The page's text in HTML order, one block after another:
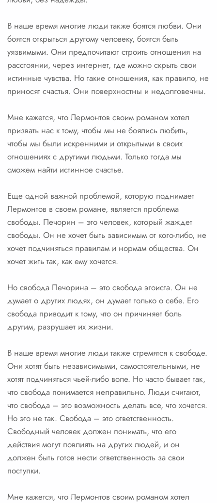
В наше время многие люди также боятся любви. Они
боятся открыться другому человеку, боятся быть
уязвимыми. Они предпочитают строить отношения на
расстоянии, через интернет, где можно скрыть свои
истинные чувства. Но такие отношения, как правило, не
приносят счастья. Они поверхностны и недолговечны.
Мне кажется, что Лермонтов своим романом хотел
призвать нас к тому, чтобы мы не боялись любить,
чтобы мы были искренними и открытыми в своих
отношениях с другими людьми. Только тогда мы
сможем найти истинное счастье.
Еще одной важной проблемой, которую поднимает
Лермонтов в своем романе, является проблема
свободы. Печорин – это человек, который жаждет
свободы. Он не хочет быть зависимым от кого-либо, не
хочет подчиняться правилам и нормам общества. Он
хочет жить так, как ему хочется.
Но свобода Печорина – это свобода эгоиста. Он не
думает о других людях, он думает только о себе. Его
свобода приводит к тому, что он причиняет боль
другим, разрушает их жизни.
В наше время многие люди также стремятся к свободе.
Они хотят быть независимыми, самостоятельными, не
хотят подчиняться чьей-либо воле. Но часто бывает так,
что свобода понимается неправильно. Люди считают,
что свобода – это возможность делать все, что хочется.
Но это не так. Свобода – это ответственность.
Свободный человек должен понимать, что его
действия могут повлиять на других людей, и он
должен быть готов нести ответственность за свои
поступки.
Мне кажется, что Лермонтов своим романом хотел